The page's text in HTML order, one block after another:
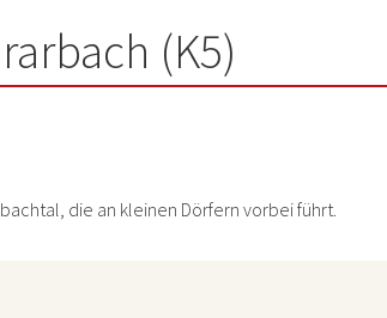
(K5)
die an kleinen Dörfern vorbei führt.